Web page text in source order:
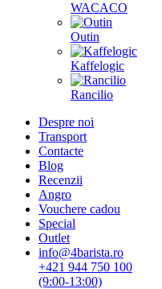
WACACO
Outin
Kaffelogic
Rancilio
Despre noi
Transport
Contacte
Blog
Recenzii
Angro
Vouchere cadou
Special
Outlet
info@4barista.ro
+421 944 750 100
(9:00-13:00)